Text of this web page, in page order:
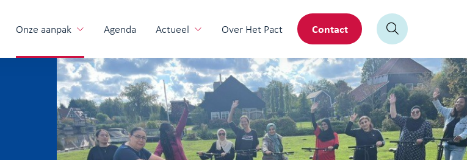
Onze aanpak Agenda Actueel Over Het Pact Contact